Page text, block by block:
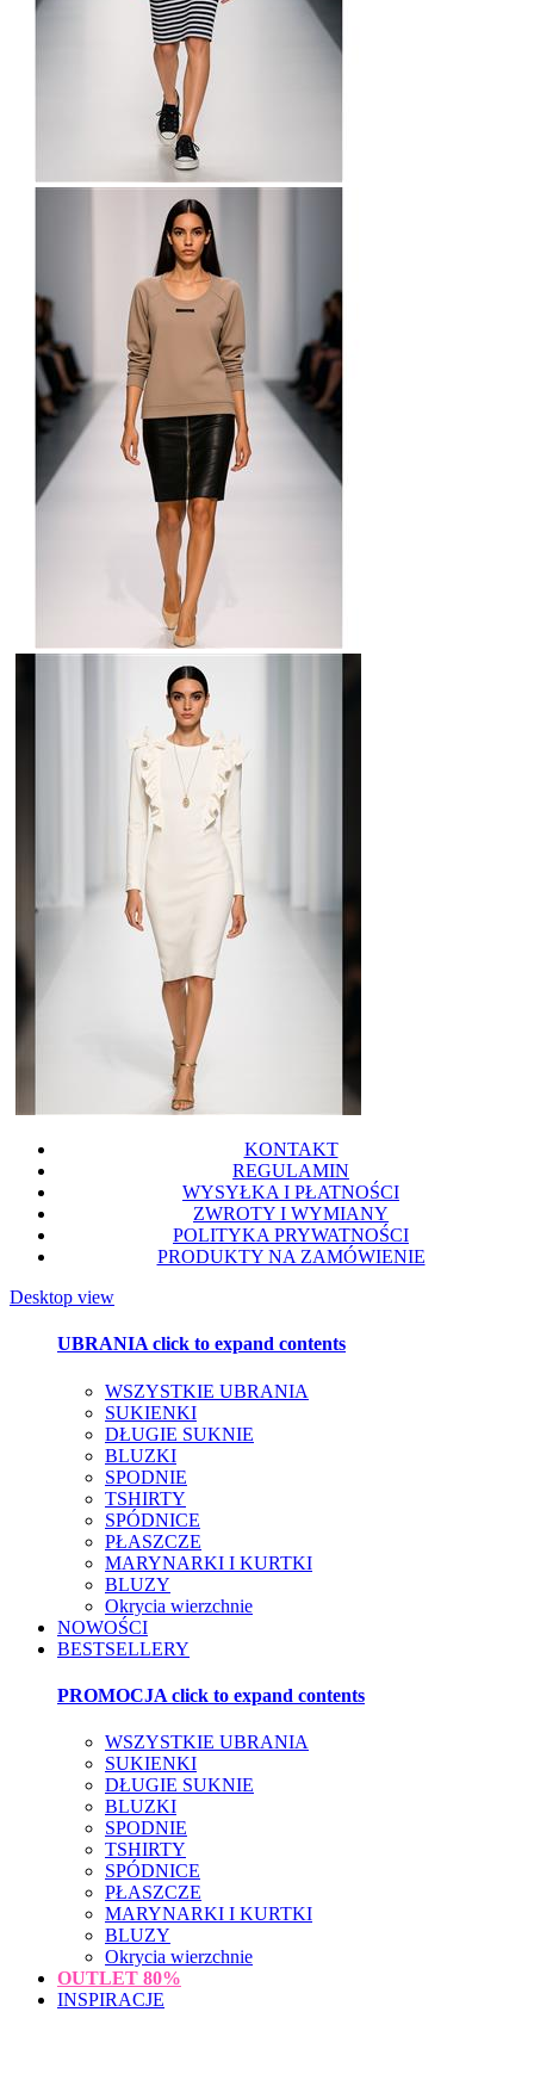
KONTAKT
REGULAMIN
WYSYŁKA I PŁATNOŚCI
ZWROTY I WYMIANY
POLITYKA PRYWATNOŚCI
PRODUKTY NA ZAMÓWIENIE
Desktop view
UBRANIAclick to expand contents
WSZYSTKIE UBRANIA
SUKIENKI
DŁUGIE SUKNIE
BLUZKI
SPODNIE
TSHIRTY
SPÓDNICE
PŁASZCZE
MARYNARKI I KURTKI
BLUZY
Okrycia wierzchnie
NOWOŚCI
BESTSELLERY
PROMOCJA click to expand contents
WSZYSTKIE UBRANIA
SUKIENKI
DŁUGIE SUKNIE
BLUZKI
SPODNIE
TSHIRTY
SPÓDNICE
PŁASZCZE
MARYNARKI I KURTKI
BLUZY
Okrycia wierzchnie
OUTLET 80%
INSPIRACJE